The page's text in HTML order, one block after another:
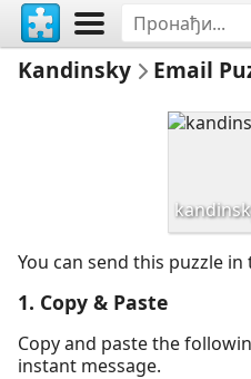
Kandinsky Email
You can send this puzzle in
1. Copy & Paste
Copy and paste the
instant message.